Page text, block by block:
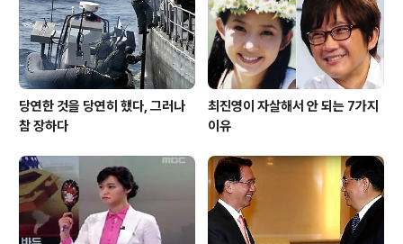
당연한 것을 당연히 했다, 그러나
참 장하다
최진영이 자살해서 안 되는 7가지
이유